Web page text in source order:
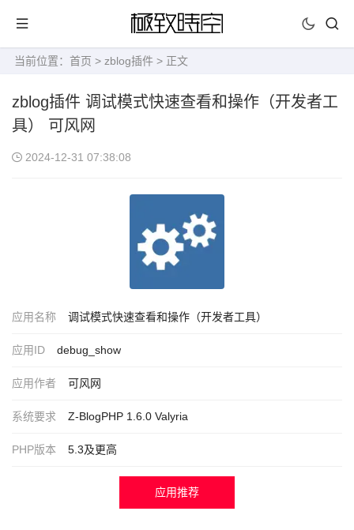
当前位置： 首页 > zblog插件 > 正文
zblog插件 调试模式快速查看和操作（开发者工
具） 可风网
2024-12-31 07:38:08
应用名称 调试模式快速查看和操作（开发者工具）
应用ID debug_show
应用作者 可风网
系统要求 Z-BlogPHP 1.6.0 Valyria
PHP版本 5.3及更高
应用推荐